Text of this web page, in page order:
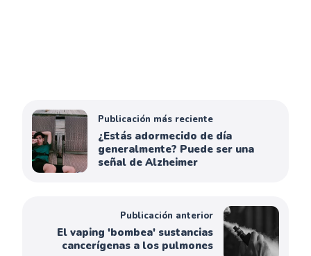
Publicación más reciente
¿Estás adormecido de día
generalmente? Puede ser una
señal de Alzheimer
Publicación anterior
El vaping 'bombea' sustancias
cancerígenas a los pulmones